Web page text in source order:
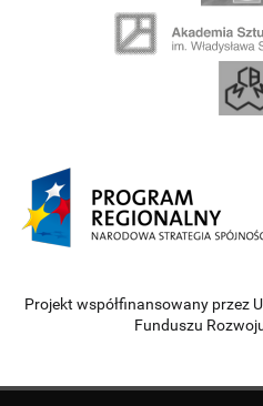
Projekt współfinansowany przez
Funduszu